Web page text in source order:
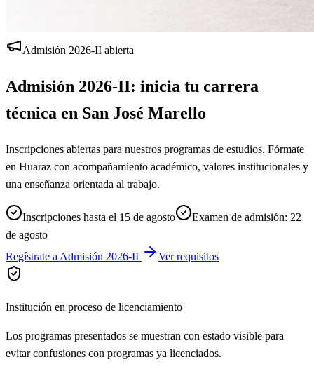
Admisión 2026-II abierta
Admisión 2026-II: inicia tu carrera
técnica en San José Marello
Inscripciones abiertas para nuestros programas de estudios. Fórmate
en Huaraz con acompañamiento académico, valores institucionales y
una enseñanza orientada al trabajo.
Inscripciones hasta el 15 de agosto
Examen de admisión: 22
de agosto
Regístrate a Admisión 2026-II
Ver requisitos
Institución en proceso de licenciamiento
Los programas presentados se muestran con estado visible para
evitar confusiones con programas ya licenciados.